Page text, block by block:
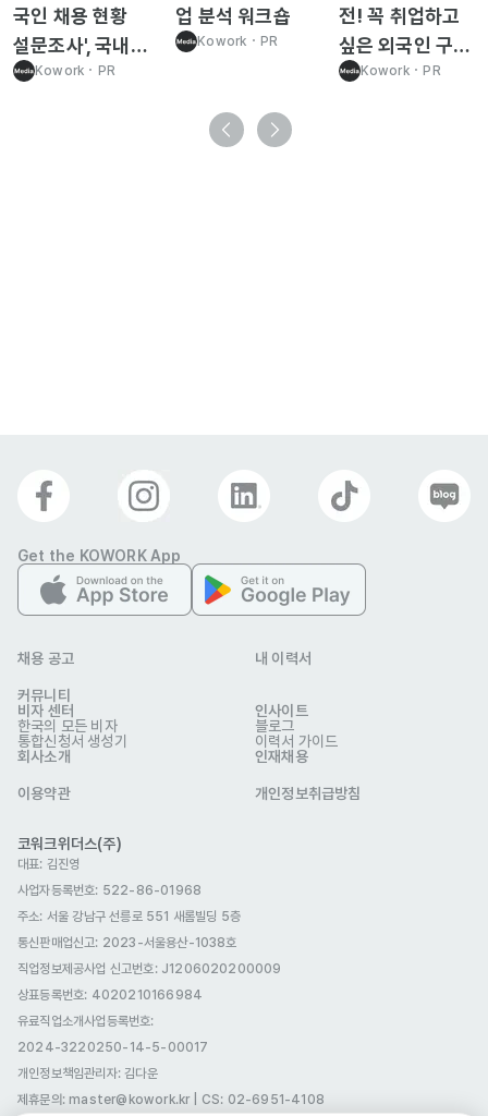
국인 채용 현황
설문조사', 국내
기업 10곳 중 7
Kowork ･ PR
업 분석 워크숍
Kowork ･ PR
전! 꼭 취업하고
싶은 외국인 구직
자를 위한 JD 및
Kowork･ PR
Get the KOWORK App
채용 공고 내 이력서
커뮤니티
비자 센터
한국의 모든 비자
통합신청서 생성기
인사이트
블로그
이력서 가이드
회사소개
인재채용
이용약관 개인정보취급방침
코워크위더스(주)
대표: 김진영
사업자등록번호: 522-86-01968
주소: 서울 강남구 선릉로 551 새롬빌딩 5층
통신판매업신고: 2023-서울용산-1038호
직업정보제공사업 신고번호: J1206020200009
상표등록번호: 4020210166984
유료직업소개사업등록번호:
2024-3220250-14-5-00017
개인정보책임관리자: 김다운
제휴문의: master@kowork.kr
CS: 02-6951-4108